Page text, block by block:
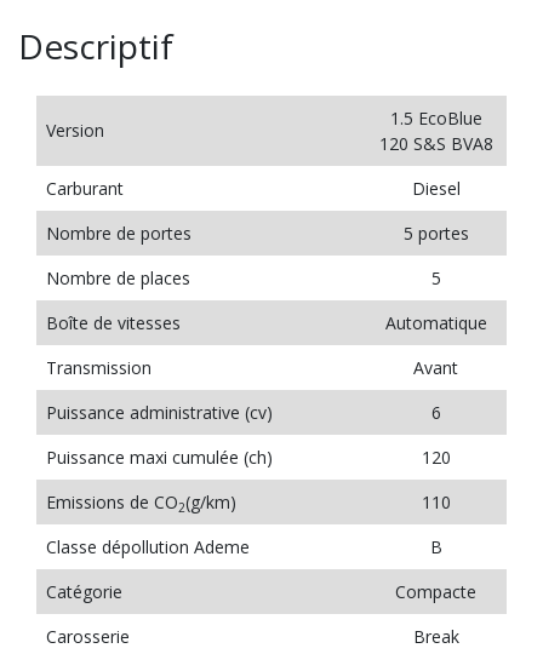
Descriptif
Version
1.5 EcoBlue
120 S&S BVA8
Carburant
Diesel
Nombre de portes
5 portes
Nombre de places
5
Boîte de vitesses
Automatique
Transmission
Avant
Puissance administrative (cv)
6
Puissance maxi cumulée (ch)
120
Emissions de CO2(g/km)
110
Classe dépollution Ademe
B
Catégorie
Compacte
Carosserie
Break